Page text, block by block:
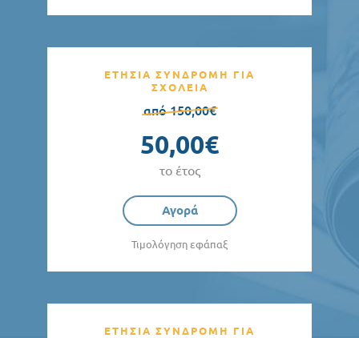
ΕΤΗΣΙΑ ΣΥΝΔΡΟΜΗ ΓΙΑ
ΣΧΟΛΕΙΑ
από 150,00€
50,00€
το έτος
Αγορά
Τιμολόγηση εφάπαξ
ΕΤΗΣΙΑ ΣΥΝΔΡΟΜΗ ΓΙΑ